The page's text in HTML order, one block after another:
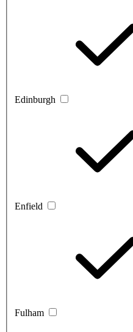
Edinburgh
Enfield
Fulham